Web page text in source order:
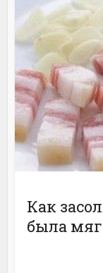
Как
была